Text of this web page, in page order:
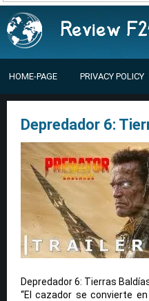
HOME-PAGE PRIVACY POLICY
Depredador 6:
Depredador 6: Tierras
“El cazador se convierte